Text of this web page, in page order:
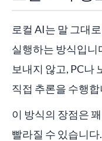
로컬 AI는 말 그대
실행하는 방식입니
보내지 않고, PC나
직접 추론을 수행합
이 방식의 장점은
빨라질 수 있습니